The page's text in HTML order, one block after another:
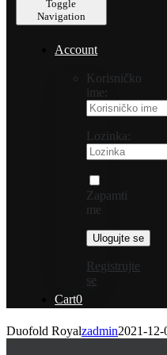
Toggle
Navigation
Account
Korisničko
ime:
Lozinka:
Zapamti
me
Registrujte
se
Cart0
Duofold Royalzadmin2021-